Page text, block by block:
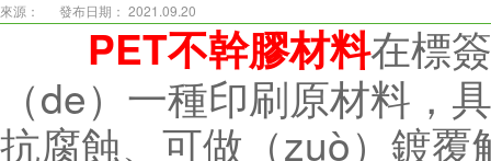
來源： 發布日期： 2021.09.20
PET不幹膠材料在標
（de）一種印刷原材料，
抗腐蝕、可做（zuò）鍍